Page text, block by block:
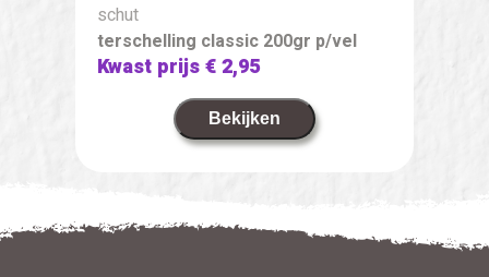
schut
terschelling classic 200gr p/vel
Kwast prijs€ 2,95
Bekijken